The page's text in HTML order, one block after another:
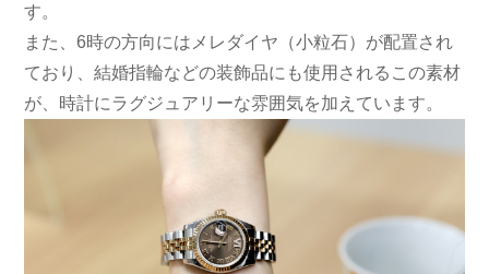
す。
また、6時の方向にはメレダイヤ（小粒石）が配置され
ており、結婚指輪などの装飾品にも使用されるこの素材
が、時計にラグジュアリーな雰囲気を加えています。